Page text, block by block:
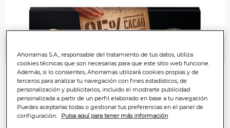
Anterior
Ahorramas S.A., responsable del tratamiento de tus datos, utiliza
cookies técnicas que son necesarias para que este sitio web funcione.
Además, si lo consientes, Ahorramas utilizará cookies propias y de
terceros para analizar tu navegación con fines estadísticos, de
personalización y publicitarios, incluido el mostrarte publicidad
personalizada a partir de un perfil elaborado en base a tu navegación.
Puedes aceptarlas todas o gestionar tus preferencias en el panel de
configuración.
Pulsa aquí para tener más información